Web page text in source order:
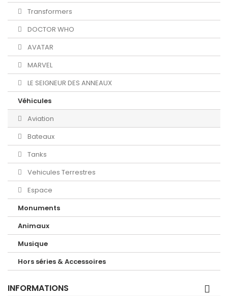
Transformers
DOCTOR WHO
AVATAR
MARVEL
LE SEIGNEUR DES ANNEAUX
Véhicules
Aviation
Bateaux
Tanks
Vehicules Terrestres
Espace
Monuments
Animaux
Musique
Hors séries & Accessoires
INFORMATIONS